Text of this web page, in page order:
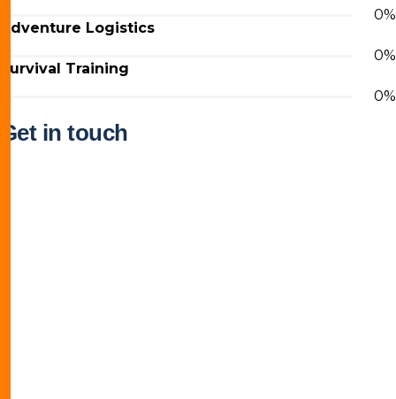
0%
Adventure Logistics
0%
Survival Training
0%
Get in touch